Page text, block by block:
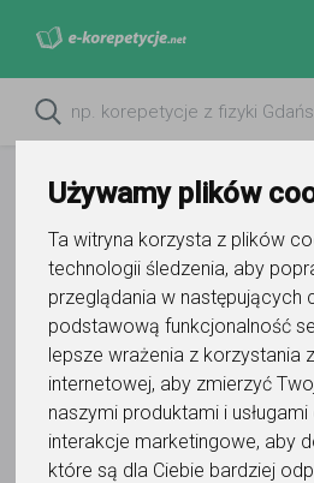
Używamy plików
Ta witryna korzysta z plików
technologii śledzenia, aby
przeglądania w następujących
podstawową funkcjonalność
lepsze wrażenia z korzystania
internetowej, aby zmierzyć
naszymi produktami i
interakcje marketingowe, aby
które są dla Ciebie bardziej
Do ulubionych
Oznacz wystąpienie kontaktu